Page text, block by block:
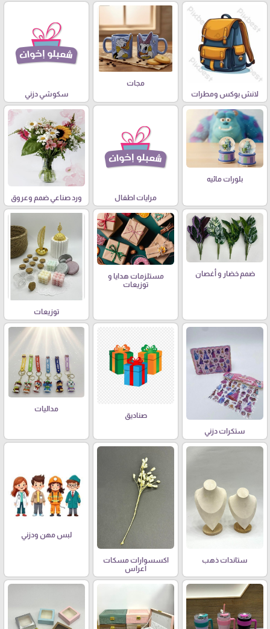
لانش بوكس ومطرات
مجات
سكوشي دزني
بلورات مائيه
مرايات اطفال ورد صناعي ضمم وعروق
ضمم خضار و أغصان
مستلزمات هدايا و
توزيعات
توزيعات
ستكرات دزني
صناديق
مداليات
ستاندات ذهب
اكسسوارات مسكات
اعراس
لبس مهن ودزني